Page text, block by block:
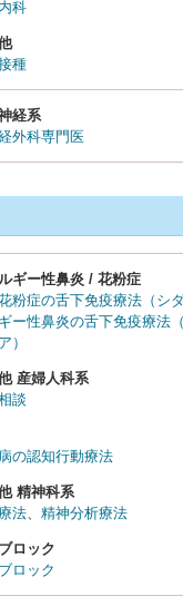
科
種
経系
外科専門医
ギー性鼻炎 / 花粉症
粉症の舌下免疫療法（シダ
ー性鼻炎の舌下免疫療法
）
産婦人科系
談
の認知行動療法
精神科系
法、 精神分析療法
ロック
ロック